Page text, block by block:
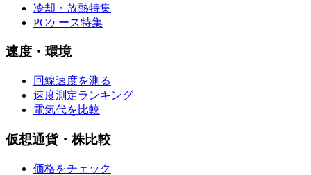
冷却・放熱特集
PCケース特集
速度・環境
回線速度を測る
速度測定ランキング
電気代を比較
仮想通貨・株比較
価格をチェック